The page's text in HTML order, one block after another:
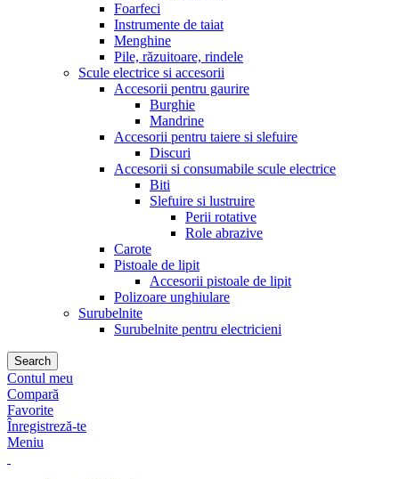
Foarfeci
Instrumente de taiat
Menghine
Pile, răzuitoare, rindele
Scule electrice si accesorii
Accesorii pentru gaurire
Burghie
Mandrine
Accesorii pentru taiere si slefuire
Discuri
Accesorii si consumabile scule electrice
Biti
Slefuire si lustruire
Perii rotative
Role abrazive
Carote
Pistoale de lipit
Accesorii pistoale de lipit
Polizoare unghiulare
Surubelnite
Surubelnite pentru electricieni
Search
Contul meu
Compară
Favorite
Înregistreză-te
Meniu